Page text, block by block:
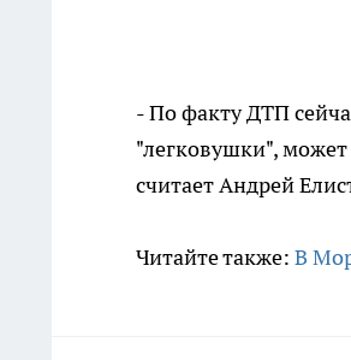
- По факту ДТП
"легковушки", может
считает Андрей
Читайте также: В